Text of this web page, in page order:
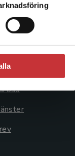
oss